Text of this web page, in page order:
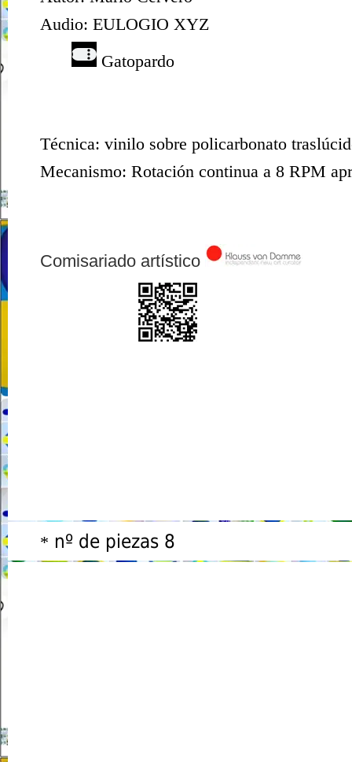
Audio: EULOGIO XYZ
Gatopardo
Técnica: vinilo sobre policarbonato
Mecanismo: Rotación continua a 8 RPM
Comisariado artístico
* nº de piezas 8